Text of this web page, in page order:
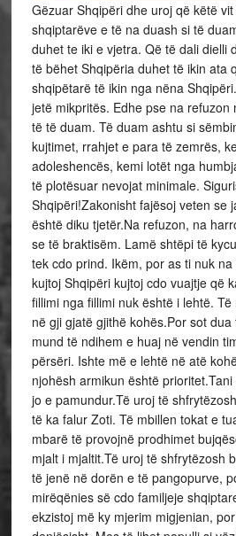
Gëzuar Shqipëri dhe uroj që këtë
shqiptarëve e të na duash si të
duhet te iki e vjetra. Që të dali dielli
të bëhet Shqipëria duhet të ikin ata
shqipëtarë të ikin nga nëna
jetë mikpritës. Edhe pse na refuzon
të të duam. Të duam ashtu si
kujtimet, rrahjet e para të zemrës,
adoleshencës, kemi lotët nga
të plotësuar nevojat minimale.
Shqipëri!Zakonisht fajësoj veten se
është diku tjetër.Na refuzon, na
se të braktisëm. Lamë shtëpi të
tek cdo prind. Ikëm, por as ti nuk
kujtoj Shqipëri kujtoj cdo vuajtje që
fillimi nga fillimi nuk është i lehtë.
në gji gjatë gjithë kohës.Por sot
mund të ndihem e huaj në vendin
përsëri. Ishte më e lehtë në atë
njohësh armikun është
jo e pamundur.Të uroj të
të ka falur Zoti. Të mbillen tokat e
mbarë të provojnë prodhimet
mjalt i mjaltit.Të uroj të shfrytëzosh
të jenë në dorën e të pangopurve,
mirëqënies së cdo familjeje
ekzistoj më ky mjerim migjenian,